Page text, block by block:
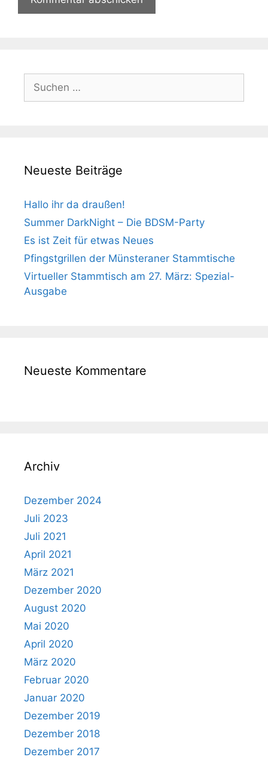
Suchen
nach:
Neueste Beiträge
Hallo ihr da draußen!
Summer DarkNight – Die BDSM-Party
Es ist Zeit für etwas Neues
Pfingstgrillen der Münsteraner Stammtische
Virtueller Stammtisch am 27. März: Spezial-
Ausgabe
Neueste Kommentare
Archiv
Dezember 2024
Juli 2023
Juli 2021
April 2021
März 2021
Dezember 2020
August 2020
Mai 2020
April 2020
März 2020
Februar 2020
Januar 2020
Dezember 2019
Dezember 2018
Dezember 2017